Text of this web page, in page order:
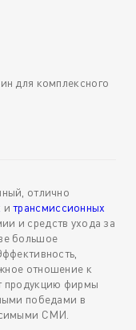
для комплексного
отлично
итрансмиссионных
и средств ухода за
большое
отношение к
продукцию фирмы
победами в
СМИ.